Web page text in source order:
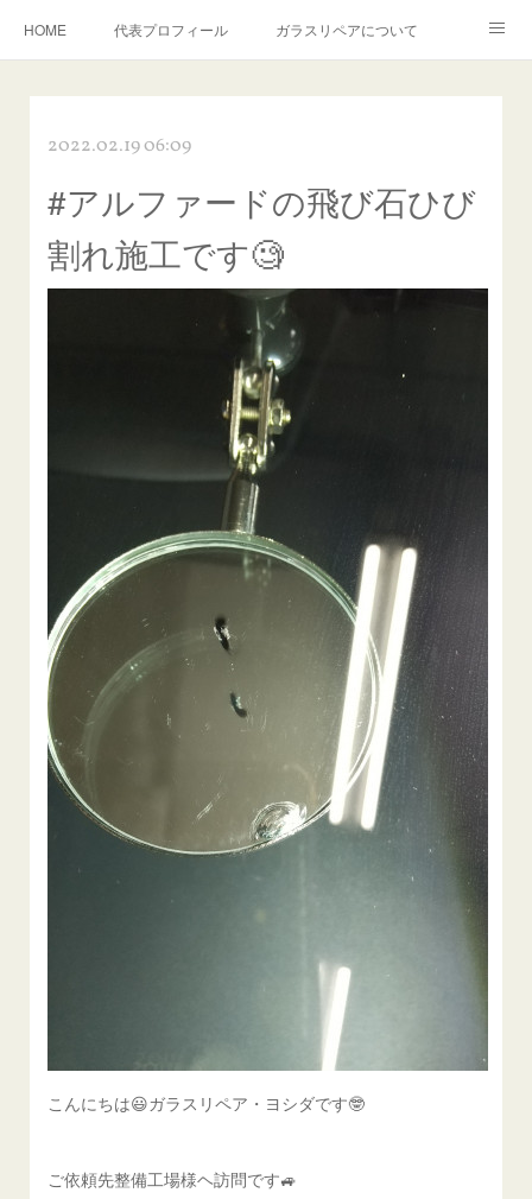
HOME 代表プロフィール ガラスリペアについて
飛び石施工料金について ガラスキズ取り/研磨・磨き・鱗取り
当店へのアクセス 建築ガラスキズ取り・研磨・磨き
【プロ使用】フッ素系ガラストリートメント『アクアペル』
当店の良心的価格の理由について
欧州車モールの白サビやシミを落とす！
instagram記事
飛び石ひび割れでヒビ先が伸びた場合は？
2022.02.19 06:09
#アルファードの飛び石ひび
割れ施工です🧐
こんにちは😃ガラスリペア・ヨシダです🤓
ご依頼先整備工場様ヘ訪問です🚙